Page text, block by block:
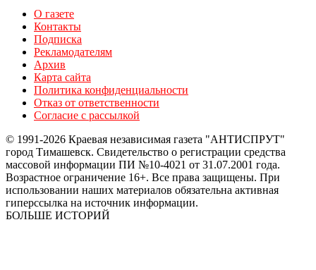
О газете
Контакты
Подписка
Рекламодателям
Архив
Карта сайта
Политика конфиденциальности
Отказ от ответственности
Согласие с рассылкой
© 1991-2026 Краевая независимая газета "АНТИСПРУТ"
город Тимашевск. Свидетельство о регистрации средства
массовой информации ПИ №10-4021 от 31.07.2001 года.
Возрастное ограничение 16+. Все права защищены. При
использовании наших материалов обязательна активная
гиперссылка на источник информации.
БОЛЬШЕ ИСТОРИЙ